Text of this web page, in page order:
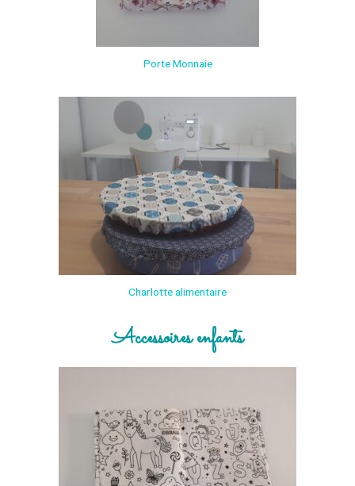
Porte Monnaie
Charlotte alimentaire
Accessoires enfants